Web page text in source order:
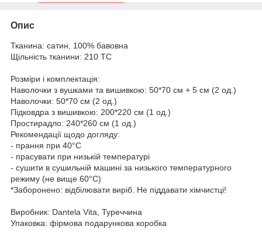
Опис
Тканина: сатин, 100% бавовна
Щільність тканини: 210 ТС
Розміри і комплектація:
Наволочки з вушками та вишивкою: 50*70 см + 5 см (2 од.)
Наволочки: 50*70 см (2 од.)
Підковдра з вишивкою: 200*220 см (1 од.)
Простирадло: 240*260 см (1 од.)
Рекомендації щодо догляду:
- прання при 40°C
- прасувати при низькій температурі
- сушити в сушильній машині за низького температурного
режиму (не вище 60°C)
*Заборонено: відбілювати виріб. Не піддавати хімчистці!
Виробник: Dantela Vita, Туреччина
Упаковка: фірмова подарункова коробка